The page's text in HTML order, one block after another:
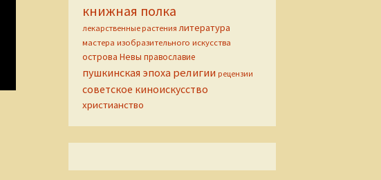
книжная полка
лекарственные растения литература
мастера изобразительного искусства
острова Невы православие
пушкинская эпоха религии рецензии
советское киноискусство
христианство